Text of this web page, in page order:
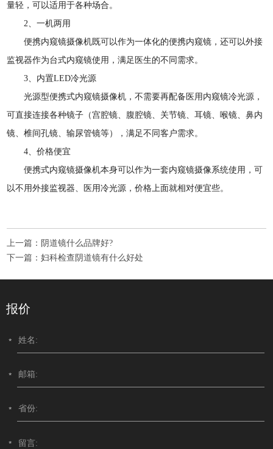
量轻，可以适用于各种场合。
2、一机两用
便携内窥镜摄像机既可以作为一体化的便携内窥镜，还可以外接
监视器作为台式内窥镜使用，满足医生的不同需求。
3、内置LED冷光源
光源型便携式内窥镜摄像机，不需要再配备医用内窥镜冷光源，
可直接连接各种镜子（宫腔镜、腹腔镜、关节镜、耳镜、喉镜、鼻内
镜、椎间孔镜、输尿管镜等），满足不同客户需求。
4、价格便宜
便携式内窥镜摄像机本身可以作为一套内窥镜摄像系统使用，可
以不用外接监视器、医用冷光源，价格上面就相对便宜些。
上一篇： 阴道镜什么品牌好?
下一篇：妇科检查阴道镜有什么好处
报价